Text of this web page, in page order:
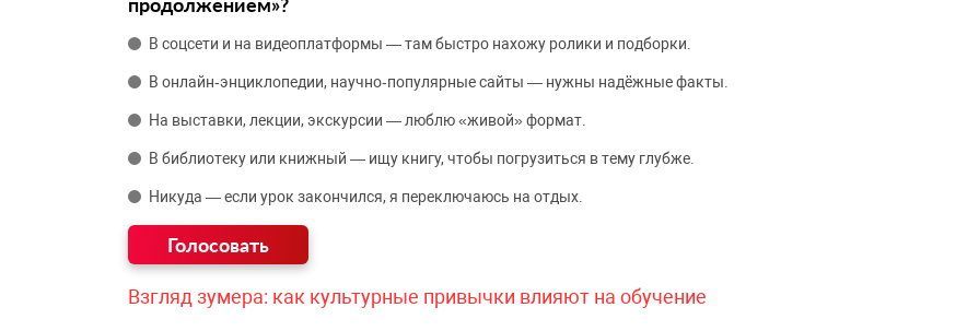
В соцсети и на видеоплатформы — там быстро нахожу ролики и подборки.
В онлайн‑энциклопедии, научно‑популярные сайты — нужны надёжные факты.
На выставки, лекции, экскурсии — люблю «живой» формат.
В библиотеку или книжный — ищу книгу, чтобы погрузиться в тему глубже.
Никуда — если урок закончился, я переключаюсь на отдых.
Взгляд зумера: как культурные привычки влияют на обучение